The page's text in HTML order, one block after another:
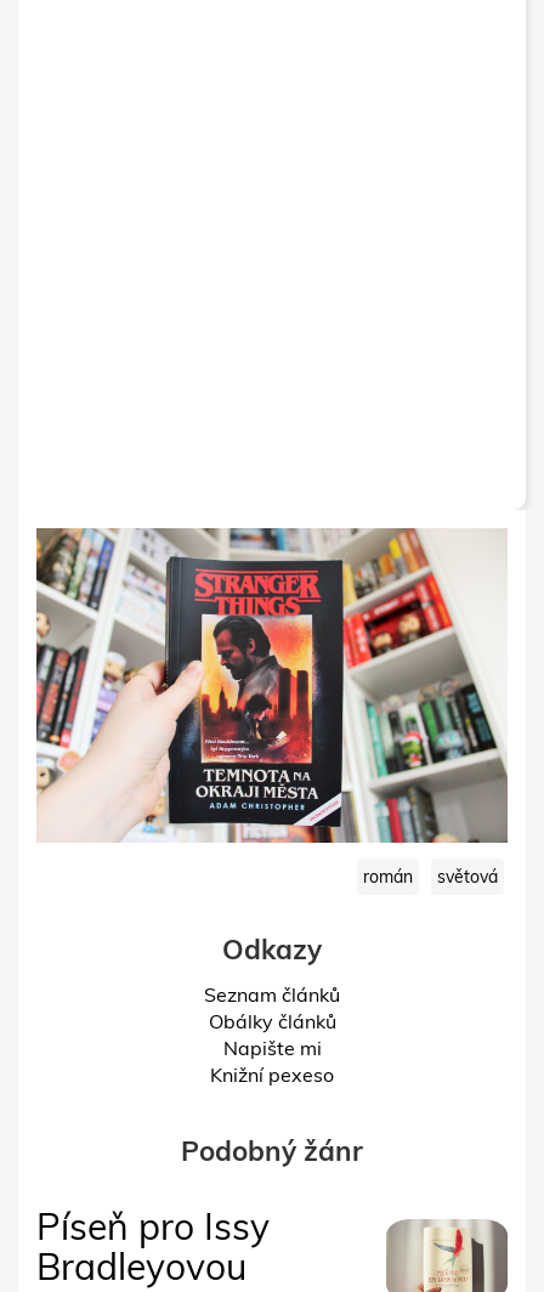
román světová
Odkazy
Seznam článků
Obálky článků
Napište mi
Knižní pexeso
Podobný žánr
Píseň pro Issy
Bradleyovou